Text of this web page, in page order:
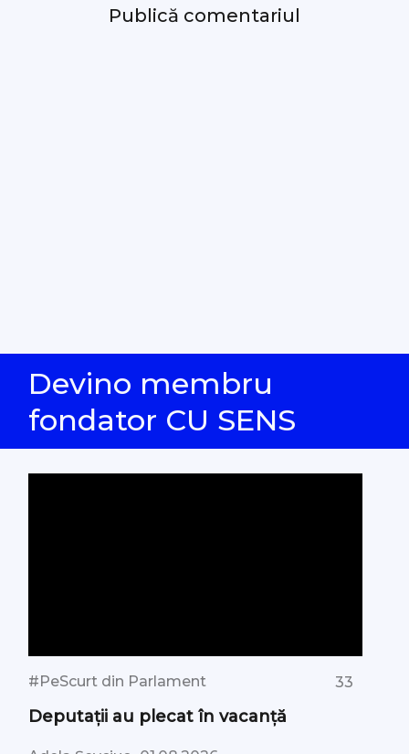
Devino membru
fondator CU SENS
#PeScurt din Parlament 33
Deputații au plecat în vacanță